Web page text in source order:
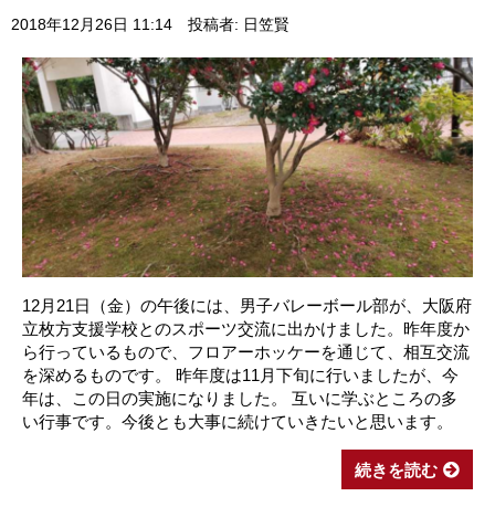
2018年12月26日 11:14 投稿者: 日笠賢
12月21日（金）の午後には、男子バレーボール部が、大阪府
立枚方支援学校とのスポーツ交流に出かけました。昨年度か
ら行っているもので、フロアーホッケーを通じて、相互交流
を深めるものです。 昨年度は11月下旬に行いましたが、今
年は、この日の実施になりました。 互いに学ぶところの多
い行事です。今後とも大事に続けていきたいと思います。
続きを読む